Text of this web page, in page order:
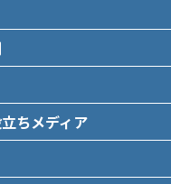
ちメディア